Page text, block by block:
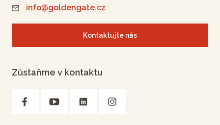
info@goldengate.cz
Kontaktujte nás
Zůstaňme v kontaktu